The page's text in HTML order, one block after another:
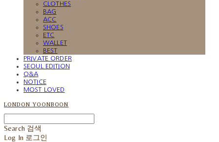
CLOTHES
BAG
ACC
SHOES
ETC
WALLET
BEST
PRIVATE ORDER
SEOUL EDITION
Q&A
NOTICE
MOST LOVED
LONDON YOONBOON
Search 검색
Log In 로그인